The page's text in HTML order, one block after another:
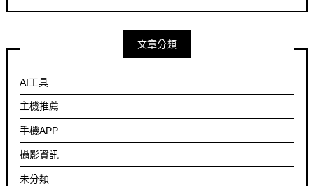
文章分類
AI工具
主機推薦
手機APP
攝影資訊
未分類